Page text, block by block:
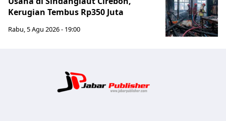
Kerugian Tembus Rp350 Juta
Rabu, 5 Agu 2026 - 19:00